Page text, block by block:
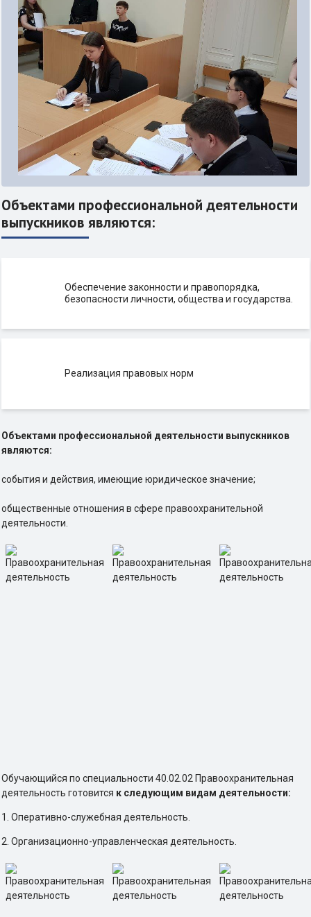
Объектами профессиональной деятельности
выпускников являются:
Обеспечение законности и правопорядка,
безопасности личности, общества и государства.
Реализация правовых норм
Объектами профессиональной деятельности выпускников
являются:
события и действия, имеющие юридическое значение;
общественные отношения в сфере правоохранительной
деятельности.
Обучающийся по специальности 40.02.02 Правоохранительная
деятельность готовится к следующим видам деятельности:
1. Оперативно-служебная деятельность.
2. Организационно-управленческая деятельность.